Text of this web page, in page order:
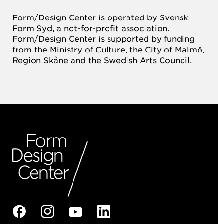
Form/Design Center is operated by Svensk
Form Syd, a not-for-profit association.
Form/Design Center is supported by funding
from the Ministry of Culture, the City of Malmö,
Region Skåne and the Swedish Arts Council.